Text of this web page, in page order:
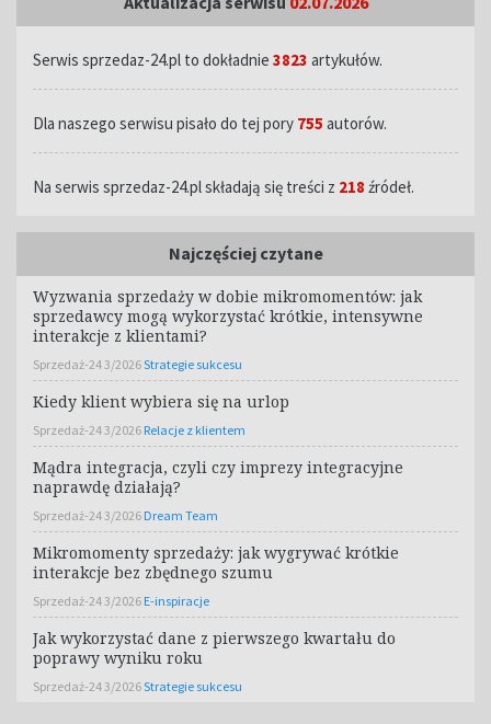
Serwis sprzedaz-24.pl to dokładnie 3823 artykułów.
Dla naszego serwisu pisało do tej pory 755 autorów.
Na serwis sprzedaz-24.pl składają się treści z 218 źródeł.
Najczęściej czytane
Wyzwania sprzedaży w dobie mikromomentów: jak
sprzedawcy mogą wykorzystać krótkie, intensywne
interakcje z klientami?
Sprzedaż-24 3/2026Strategie sukcesu
Kiedy klient wybiera się na urlop
Sprzedaż-24 3/2026 Relacje z klientem
Mądra integracja, czyli czy imprezy integracyjne
naprawdę działają?
Sprzedaż-24 3/2026 Dream Team
Mikromomenty sprzedaży: jak wygrywać krótkie
interakcje bez zbędnego szumu
Sprzedaż-24 3/2026 E-inspiracje
Jak wykorzystać dane z pierwszego kwartału do
poprawy wyniku roku
Sprzedaż-24 3/2026Strategie sukcesu